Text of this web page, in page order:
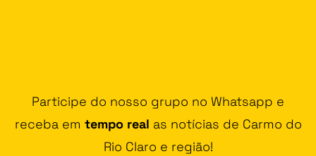
Participe do nosso grupo no Whatsapp e
receba em tempo real as notícias de Carmo do
Rio Claro e região!